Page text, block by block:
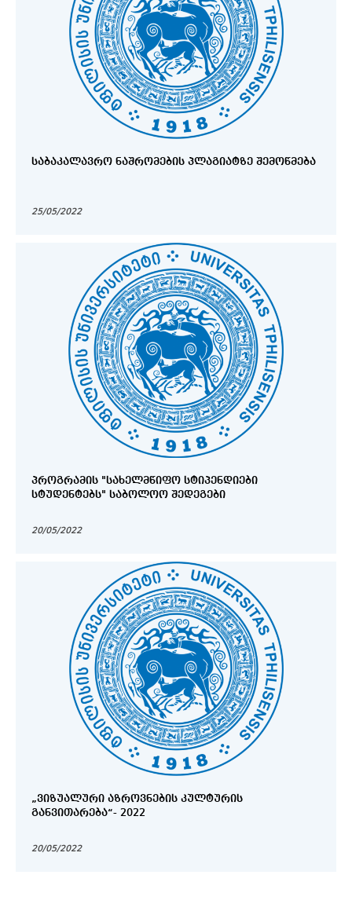
ᲡᲐᲑᲐᲙᲐᲚᲐᲕᲠᲝ ᲜᲐᲨᲠᲝᲛᲔᲑᲘᲡ ᲞᲚᲐᲒᲘᲐᲢᲖᲔ ᲨᲔᲛᲝᲬᲛᲔᲑᲐ
25/05/2022
ᲞᲠᲝᲒᲠᲐᲛᲘᲡ "ᲡᲐᲮᲔᲚᲛᲬᲘᲤᲝ ᲡᲢᲘᲞᲔᲜᲓᲘᲔᲑᲘ
ᲡᲢᲣᲓᲔᲜᲢᲔᲑᲡ" ᲡᲐᲑᲝᲚᲝᲝ ᲨᲔᲓᲔᲒᲔᲑᲘ
20/05/2022
„ᲕᲘᲖᲣᲐᲚᲣᲠᲘ ᲐᲖᲠᲝᲕᲜᲔᲑᲘᲡ ᲙᲣᲚᲢᲣᲠᲘᲡ
ᲒᲐᲜᲕᲘᲗᲐᲠᲔᲑᲐ“- 2022
20/05/2022